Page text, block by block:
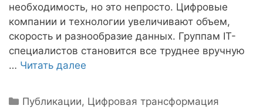
необходимость, но это непросто. Цифровые
компании и технологии увеличивают объем,
скорость и разнообразие данных. Группам IT-
специалистов становится все труднее вручную
… Читать далее
Рубрики
Публикации, Цифровая трансформация